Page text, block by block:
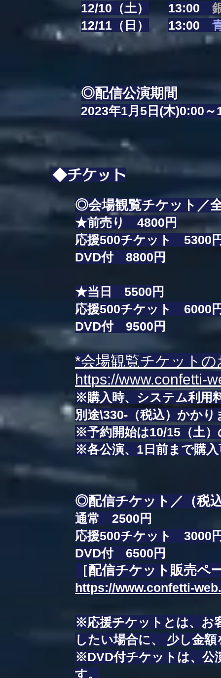
12/10（土）
12/11（日）
13:00
13:00
◎配信公演期間
2023年1月5日(木)0:00
◆チケット
◎会場観覧チケット／
★前売り 4800円
応援500チケット 5300
DVD付 8800円
★当日 5500円
応援500チケット 6000
DVD付 9500円
*会場観覧チケット
https://www.confetti-
※購入時、システム利用
別途\330-（税込）かかり
※予約開始は10/15（土）
※各公演、1日前まで購入
◎配信チケット／（税
通常 2500円
応援500チケット 3000
DVD付 6500円
［配信チケット販売ペ
https://www.confetti-
※応援チケットとは、お
したい場合に、 少し金
※DVD付チケットは、公
す。